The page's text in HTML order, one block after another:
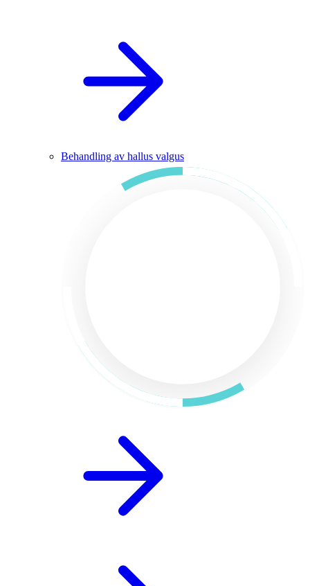
Behandling av hallus valgus